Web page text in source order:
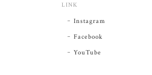
LINK
Instagram
Facebook
YouTube